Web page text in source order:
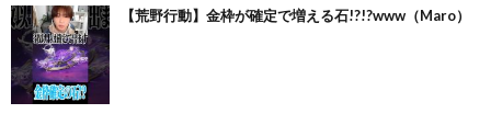
【荒野行動】金枠が確定で増える石!?!?www（Maro）